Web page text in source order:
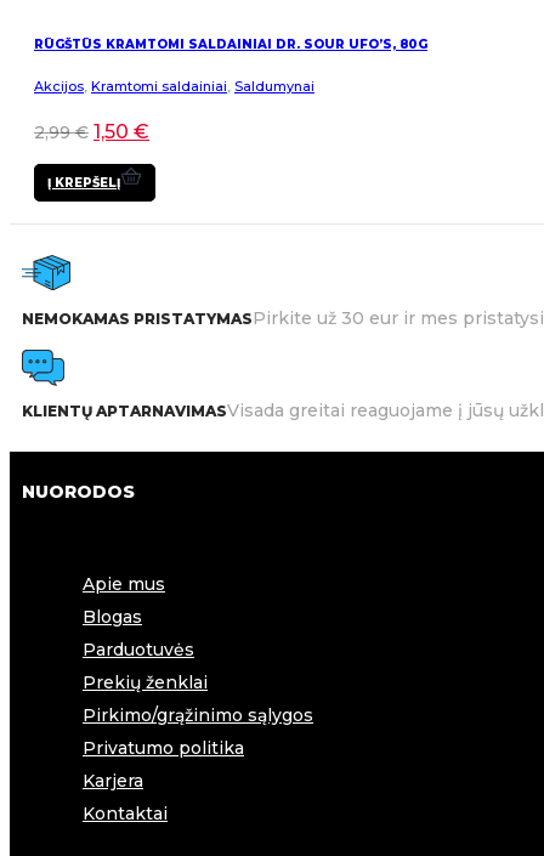
RŪGŠTŪS KRAMTOMI SALDAINIAI DR. SOUR UFO’S, 80G
Akcijos Kramtomi saldainiai Saldumynai
2,99€ 1,50 €
Į KREPŠELĮ
NEMOKAMAS PRISTATYMASPirkite už 30 eur ir mes
KLIENTŲ APTARNAVIMASVisada greitai reaguojame į jūsų
NUORODOS
Apie mus
Blogas
Parduotuvės
Prekių ženklai
Pirkimo/grąžinimo sąlygos
Privatumo politika
Karjera
Kontaktai